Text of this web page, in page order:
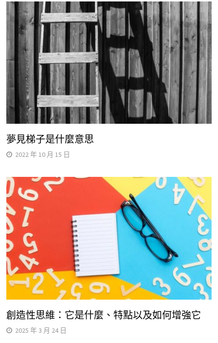
夢見梯子是什麼意思
2022 年 10 月 15 日
創造性思維：它是什麼、特點以及如何增強它
2025 年 3 月 24 日